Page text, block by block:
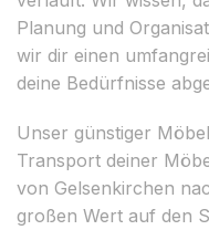
Planung und
wir dir einen
deine Bedürfnisse
Unser günstiger
Transport deiner
von Gelsenkirchen
großen Wert auf den